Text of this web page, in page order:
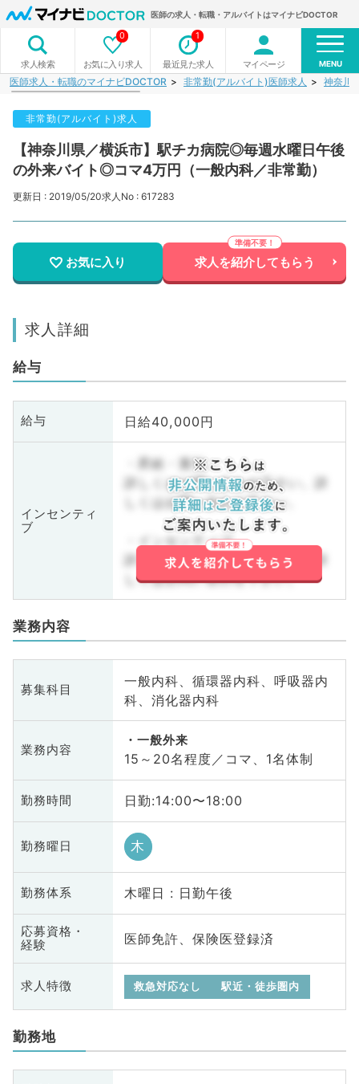
医師の求人・転職・アルバイトはマイナビDOCTOR
求人検索 お気に入り求人
0
最近見た求人
1
マイページ MENU
医師求人・転職のマイナビDOCTOR 非常勤(アルバイト)医師求人 神奈川
非常勤(アルバイト)求人
【神奈川県／横浜市】駅チカ病院◎毎週水曜日午後
の外来バイト◎コマ4万円（一般内科／非常勤）
更新日 : 2019/05/20求人No : 617283
お気に入り 求人を紹介してもらう
求人詳細
給与
給与 日給40,000円
インセンティ
ブ
・昇給・賞与
詳しくはお問い合わせ下さい。詳
しくはお問い合わせ下さい。
・インセンティブ
詳しくはお問い合わせ下さい。詳
しくはお問い合わせ下さい。
業務内容
募集科目
一般内科、循環器内科、呼吸器内
科、消化器内科
業務内容
一般外来
15～20名程度／コマ、1名体制
勤務時間 日勤:14:00〜18:00
勤務曜日 木
勤務体系 木曜日 : 日勤午後
応募資格・
経験
医師免許、保険医登録済
求人特徴 救急対応なし 駅近・徒歩圏内
勤務地